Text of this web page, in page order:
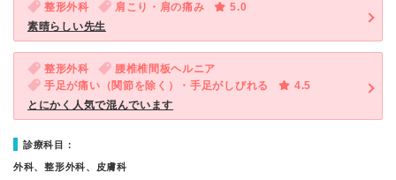
整形外科 肩こり・肩の痛み
5.0
素晴らしい先生
整形外科
腰椎椎間板ヘルニア
手足が痛い（関節を除く）・手足がしびれる
4.5
とにかく人気で混んでいます
診療科目：
外科、整形外科、皮膚科